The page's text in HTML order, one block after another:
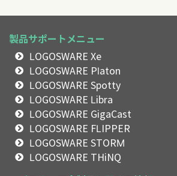
製品サポートメニュー
LOGOSWARE Xe
LOGOSWARE Platon
LOGOSWARE Spotty
LOGOSWARE Libra
LOGOSWARE GigaCast
LOGOSWARE FLIPPER
LOGOSWARE STORM
LOGOSWARE THiNQ